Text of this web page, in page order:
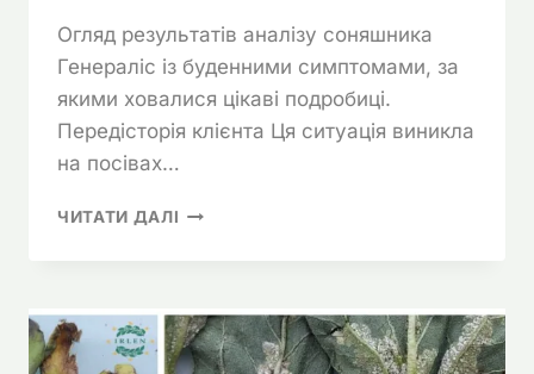
Огляд результатів аналізу соняшника
Генераліс із буденними симптомами, за
якими ховалися цікаві подробиці.
Передісторія клієнта Ця ситуація виникла
на посівах…
ЧИТАТИ ДАЛІ СОНЯШНИК
ТА
ВСИХАННЯ
–